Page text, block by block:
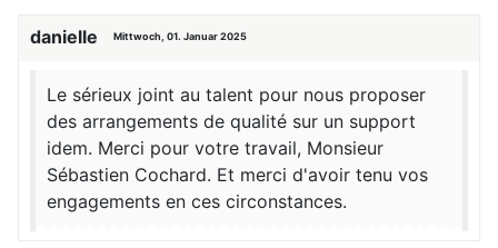
danielle Mittwoch, 01. Januar 2025
Le sérieux joint au talent pour nous proposer
des arrangements de qualité sur un support
idem. Merci pour votre travail, Monsieur
Sébastien Cochard. Et merci d'avoir tenu vos
engagements en ces circonstances.